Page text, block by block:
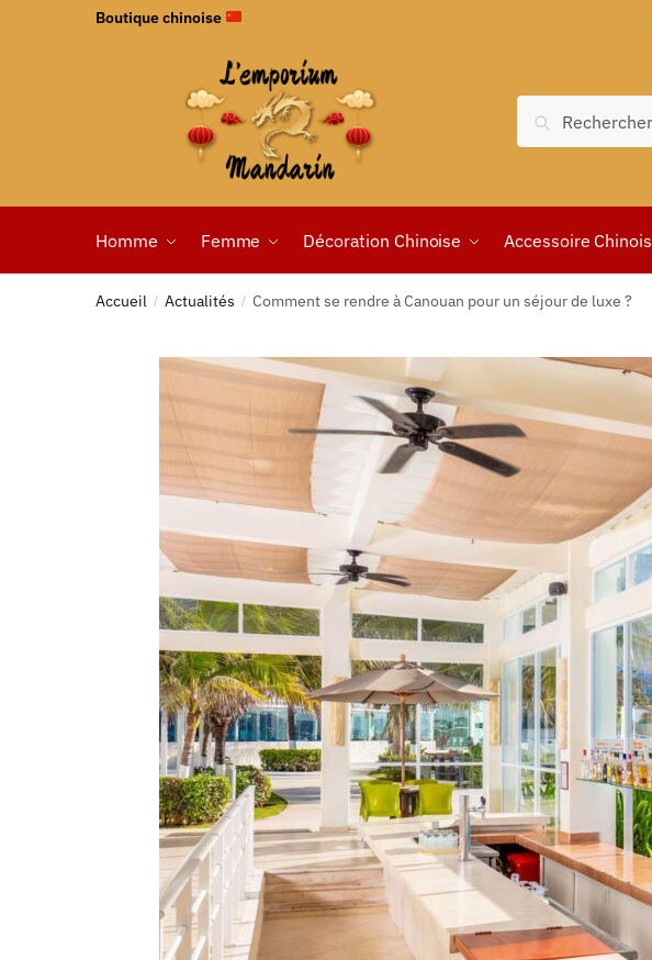
Boutique chinoise
Recherche
Homme Femme Décoration Chinoise Accessoire Chinois
Accueil / Actualités / Comment se rendre à Canouan pour un séjour de luxe ?